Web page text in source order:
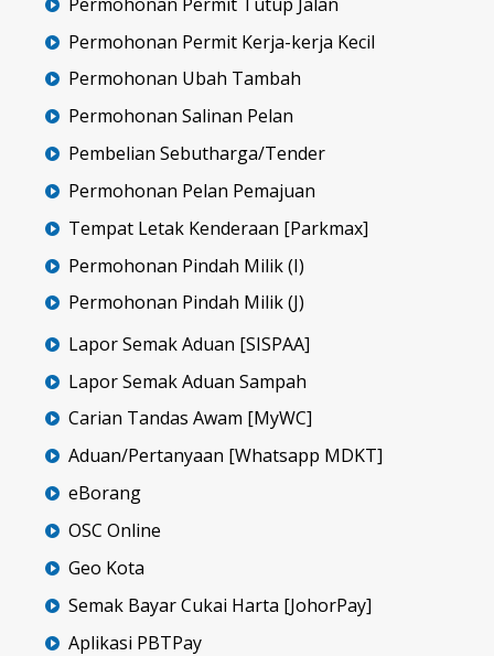
Permohonan Permit Kerja-kerja Kecil
Permohonan Ubah Tambah
Permohonan Salinan Pelan
Pembelian Sebutharga/Tender
Permohonan Pelan Pemajuan
Tempat Letak Kenderaan [Parkmax]
Permohonan Pindah Milik (I)
Permohonan Pindah Milik (J)
Lapor Semak Aduan [SISPAA]
Lapor Semak Aduan Sampah
Carian Tandas Awam [MyWC]
Aduan/Pertanyaan [Whatsapp MDKT]
eBorang
OSC Online
Geo Kota
Semak Bayar Cukai Harta [JohorPay]
Aplikasi PBTPay